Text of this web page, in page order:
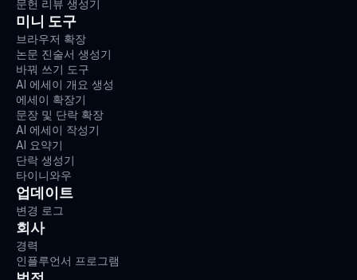
문헌 리뷰 생성기
미니 도구
브라우저 확장
논문 진술서 생성기
바꿔 쓰기 도구
AI 에세이 개요 생성
에세이 확장기
문장 및 단락 확장
AI 에세이 작성기
AI 요약기
단락 생성기
타이니와우
업데이트
변경 로그
회사
경력
인플루언서 프로그램